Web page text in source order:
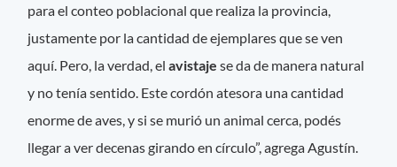
para el conteo poblacional que realiza la provincia,
justamente por la cantidad de ejemplares que se ven
aquí. Pero, la verdad, elavistajese da de manera natural
y no tenía sentido. Este cordón atesora una cantidad
enorme de aves, y si se murió un animal cerca, podés
llegar a ver decenas girando en círculo”, agrega Agustín.